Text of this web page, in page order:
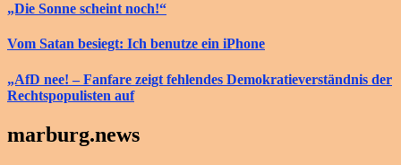
„Die Sonne scheint noch!“
Vom Satan besiegt: Ich benutze ein iPhone
„AfD nee! – Fanfare zeigt fehlendes Demokratieverständnis der
Rechtspopulisten auf
marburg.news